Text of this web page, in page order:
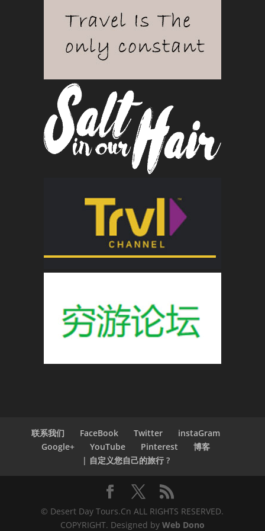
联系我们 FaceBook Twitter
instaGram
Google+
YouTube Pinterest
博客
| 自定义您自己的旅行 ?
© Desert Day Tours.Cn ALL RIGHTS RESERVED.
COPYRIGHT. Designed by Web Dono